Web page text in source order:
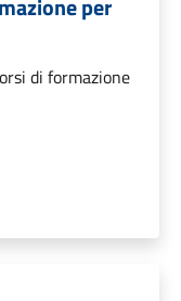
di formazione